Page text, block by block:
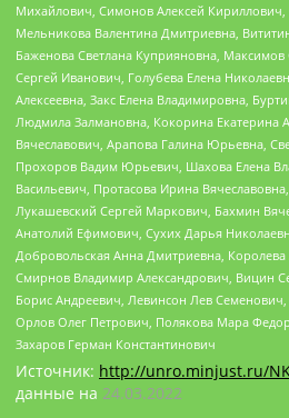
Михайлович, Симонов Алексей Кириллович,
Мельникова Валентина Дмитриевна,
Баженова Светлана Куприяновна,
Сергей Иванович, Голубева Елена
Алексеевна, Закс Елена Владимировна,
Людмила Залмановна, Кокорина Екатерина
Вячеславович, Арапова Галина Юрьевна,
Прохоров Вадим Юрьевич, Шахова Елена
Васильевич, Протасова Ирина
Лукашевский Сергей Маркович, Бахмин
Анатолий Ефимович, Сухих Дарья
Добровольская Анна Дмитриевна, Королева
Смирнов Владимир Александрович, Вицин
Борис Андреевич, Левинсон Лев
Орлов Олег Петрович, Полякова Мара
Захаров Герман Константинович
Источник: http://unro.minjust.ru/
данные на 24.03.2022